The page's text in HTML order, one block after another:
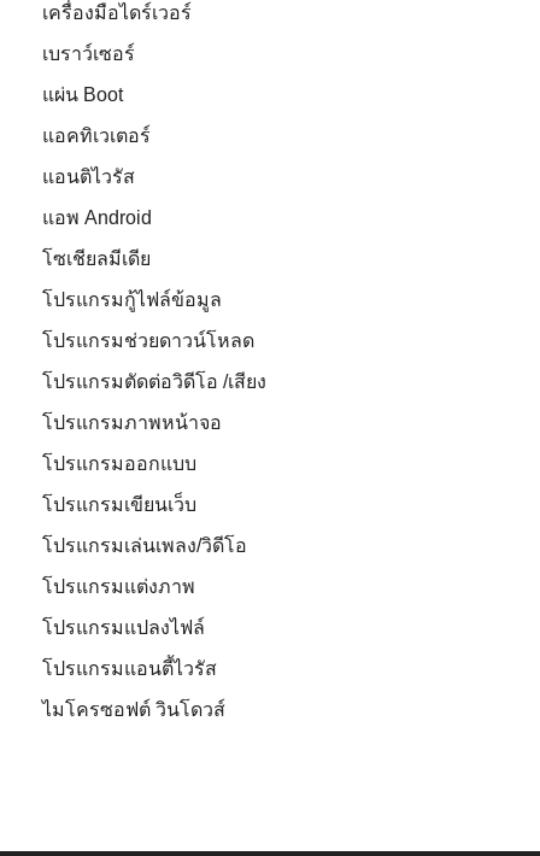
เครื่องมือไดร์เวอร์
เบราว์เซอร์
แผ่น Boot
แอคทิเวเตอร์
แอนติไวรัส
แอพ Android
โซเชียลมีเดีย
โปรแกรมกู้ไฟล์ข้อมูล
โปรแกรมช่วยดาวน์โหลด
โปรแกรมตัดต่อวิดีโอ /เสียง
โปรแกรมภาพหน้าจอ
โปรแกรมออกแบบ
โปรแกรมเขียนเว็บ
โปรแกรมเล่นเพลง/วิดีโอ
โปรแกรมแต่งภาพ
โปรแกรมแปลงไฟล์
โปรแกรมแอนตี้ไวรัส
ไมโครซอฟต์ วินโดวส์